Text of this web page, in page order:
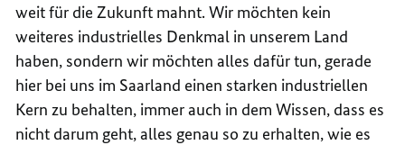
weit für die Zukunft mahnt. Wir möchten kein
weiteres industrielles Denkmal in unserem Land
haben, sondern wir möchten alles dafür tun, gerade
hier bei uns im Saarland einen starken industriellen
Kern zu behalten, immer auch in dem Wissen, dass es
nicht darum geht, alles genau so zu erhalten, wie es